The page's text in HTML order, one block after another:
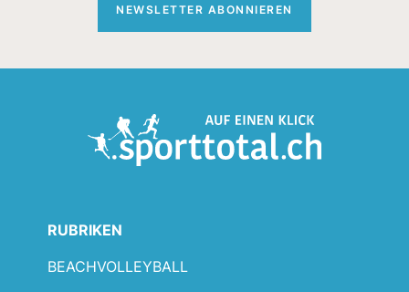
NEWSLETTER ABONNIEREN
RUBRIKEN
BEACHVOLLEYBALL